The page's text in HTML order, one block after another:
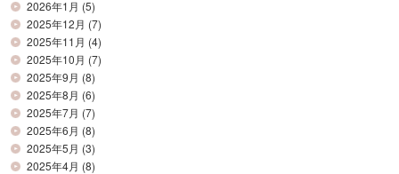
2026年1月 (5)
2025年12月 (7)
2025年11月 (4)
2025年10月 (7)
2025年9月 (8)
2025年8月 (6)
2025年7月 (7)
2025年6月 (8)
2025年5月 (3)
2025年4月 (8)